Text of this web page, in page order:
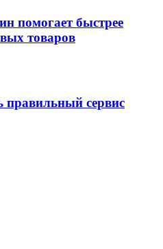
помогает быстрее
товаров
сервис